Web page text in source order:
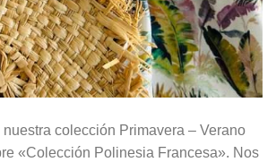
colección Primavera – Verano
«Colección Polinesia Francesa». Nos